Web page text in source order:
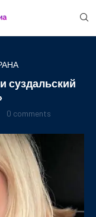
суздальский
0 comments